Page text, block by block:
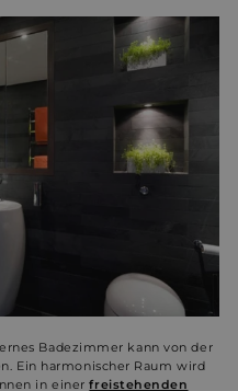
Badezimmer kann von der
Ein harmonischer Raum wird
in einerfreistehenden